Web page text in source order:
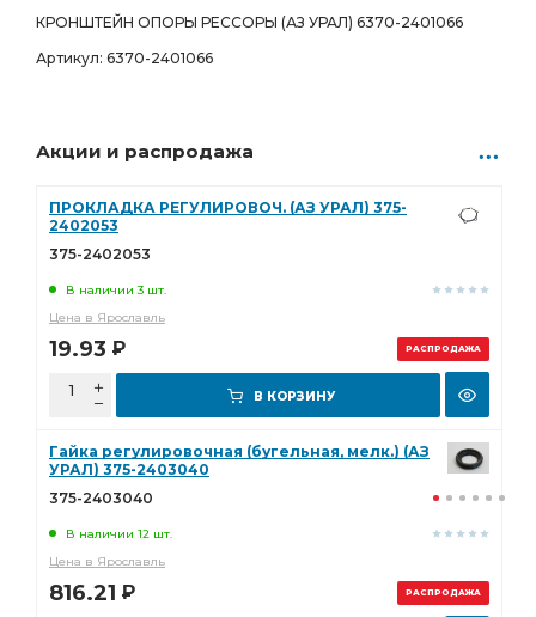
КРОНШТЕЙН ОПОРЫ РЕССОРЫ (АЗ УРАЛ) 6370-2401066
Артикул: 6370-2401066
Акции и распродажа
РАСПРОДАЖА
ПРОКЛАДКА РЕГУЛИРОВОЧ. (АЗ УРАЛ) 375-
2402053
375-2402053
В наличии 3 шт.
Цена в Ярославль
19.93 Р
В КОРЗИНУ
РАСПРОДАЖА
Гайка регулировочная (бугельная, мелк.) (АЗ
УРАЛ) 375-2403040
375-2403040
В наличии 12 шт.
Цена в Ярославль
816.21 Р